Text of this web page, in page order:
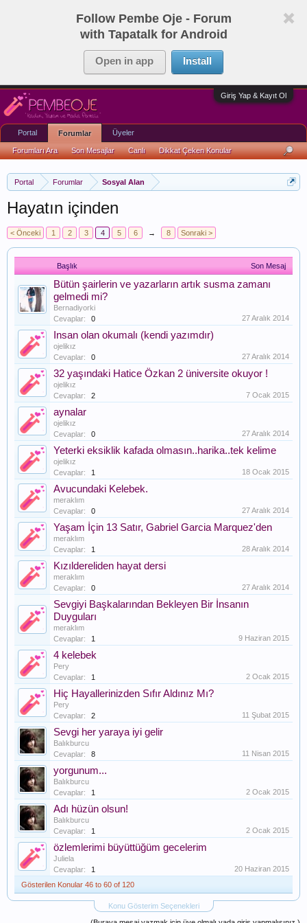
Follow Pembe Oje - Forum
with Tapatalk for Android
Open in app Install
Giriş Yap & Kayıt Ol
Portal Forumlar Sosyal Alan
Hayatın içinden
< Önceki 1 2 3 4 5 6 → 8 Sonraki >
Başlık Son Mesaj
Bütün şairlerin ve yazarların artık susma zamanı
gelmedi mi?
Bernadiyorki
Cevaplar:
0 27 Aralık 2014
Insan olan okumalı (kendi yazımdır)
ojelikız
Cevaplar:
0 27 Aralık 2014
32 yaşındaki Hatice Özkan 2 üniversite okuyor !
ojelikız
Cevaplar:
2 7 Ocak 2015
aynalar
ojelikız
Cevaplar:
0 27 Aralık 2014
Yeterki eksiklik kafada olmasın..harika..tek kelime
ojelikız
Cevaplar:
1 18 Ocak 2015
Avucundaki Kelebek.
meraklım
Cevaplar:
0 27 Aralık 2014
Yaşam İçin 13 Satır, Gabriel Garcia Marquez'den
meraklım
Cevaplar:
1 28 Aralık 2014
Kızıldereliden hayat dersi
meraklım
Cevaplar:
0 27 Aralık 2014
Sevgiyi Başkalarından Bekleyen Bir İnsanın
Duyguları
meraklım
Cevaplar:
1 9 Haziran 2015
4 kelebek
Pery
Cevaplar:
1 2 Ocak 2015
Hiç Hayallerinizden Sıfır Aldınız Mı?
Pery
Cevaplar:
2 11 Şubat 2015
Sevgi her yaraya iyi gelir
Balıkburcu
Cevaplar:
8 11 Nisan 2015
yorgunum...
Balıkburcu
Cevaplar:
1 2 Ocak 2015
Adı hüzün olsun!
Balıkburcu
Cevaplar:
1 2 Ocak 2015
özlemlerimi büyüttüğüm gecelerim
Juliela
Cevaplar:
1
20 Haziran 2015
Gösterilen Konular 46 to 60 of 120
Konu Gösterim Seçenekleri
Portal Forumlar
Forumları Ara Son Mesajlar Canlı Dikkat Çeken Konular
Üyeler